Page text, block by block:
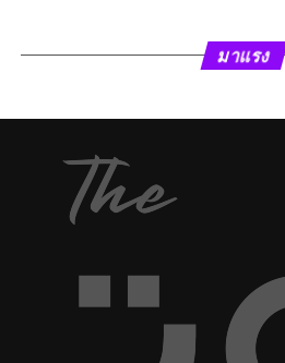
มาแรง